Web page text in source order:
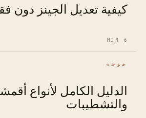
كيفية تعديل الجينز دون
6 MIN
موضة
الدليل الكامل لأنواع
والتشطيبات